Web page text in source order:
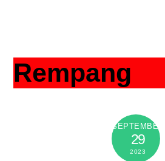
Rempang
SEPTEMBER
29
2023